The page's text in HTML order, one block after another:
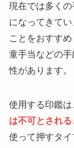
現在では多くの
になってきて
ことをおすす
童手当などの
性があります。
使用する印鑑
は不可とされ
使って押すタイ